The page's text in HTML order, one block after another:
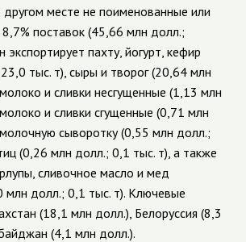
месте не поименованные или
поставок (45,66 млн долл.;
экспортирует пахту, йогурт, кефир
тыс. т), сыры и творог (20,64 млн
и сливки несгущенные (1,13 млн
и сливки сгущенные (0,71 млн
сыворотку (0,55 млн долл.;
(0,26 млн долл.; 0,1 тыс. т), а также
сливочное масло и мед
млн долл.; 0,1 тыс. т). Ключевые
(18,1 млн долл.), Белоруссия (8,3
(4,1 млн долл.).